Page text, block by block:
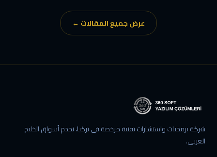
عرض جميع المقالات ←
شركة برمجيات واستشارات تقنية مرخصة في تركيا، نخدم أسواق الخليج
العربي.